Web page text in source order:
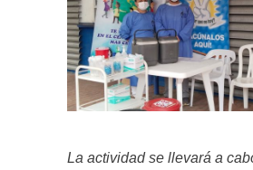
La actividad se llevará a